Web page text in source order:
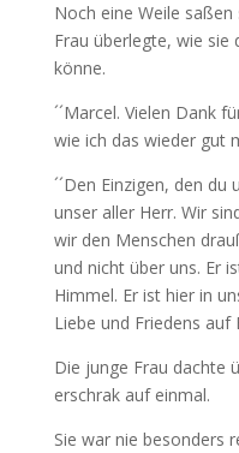
Noch eine Weile
Frau überlegte, wie sie
könne.
´´Marcel. Vielen Dank
wie ich das wieder gut
´´Den Einzigen, den
unser aller Herr. Wir
wir den Menschen
und nicht über uns. Er
Himmel. Er ist hier in
Liebe und Friedens auf
Die junge Frau dachte
erschrak auf einmal.
Sie war nie besonders